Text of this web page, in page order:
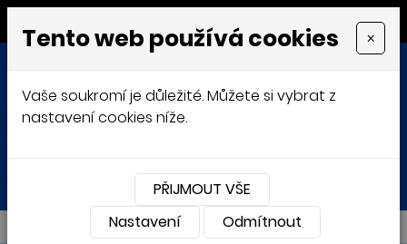
MENU
Přihlásit Košík
NABÍDKA
Tento web používá cookies ×
Vaše soukromí je důležité. Můžete si vybrat z
nastavení cookies níže.
PŘIJMOUT VŠE
Nastavení
Odmítnout